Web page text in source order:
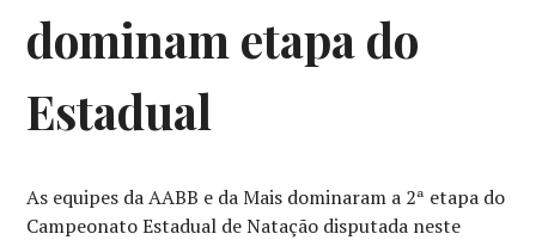
dominam etapa do
Estadual
As equipes da AABB e da Mais dominaram a 2ª etapa do
Campeonato Estadual de Natação disputada neste